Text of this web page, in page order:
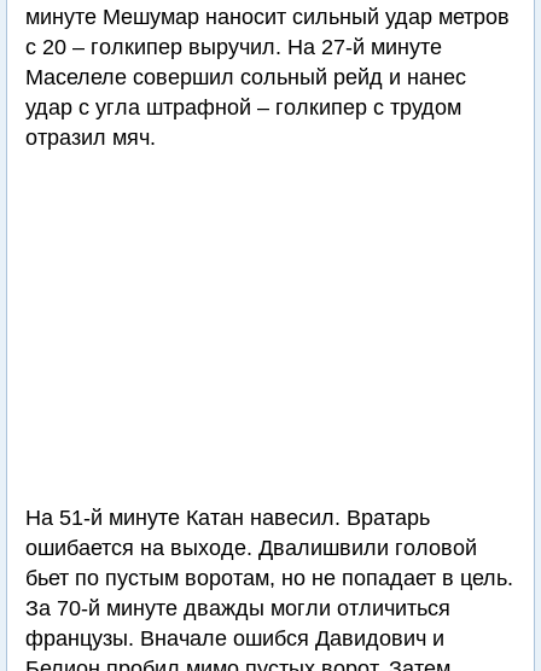
минуте Мешумар наносит сильный удар метров
с 20 – голкипер выручил. На 27-й минуте
Маселеле совершил сольный рейд и нанес
удар с угла штрафной – голкипер с трудом
отразил мяч.
На 51-й минуте Катан навесил. Вратарь
ошибается на выходе. Двалишвили головой
бьет по пустым воротам, но не попадает в цель.
За 70-й минуте дважды могли отличиться
французы. Вначале ошибся Давидович и